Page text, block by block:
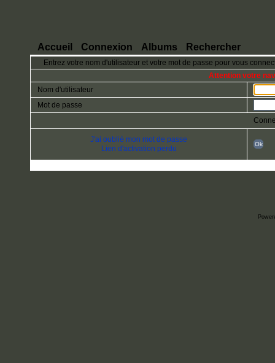
Accueil Connexion Albums Rechercher
Entrez votre nom d'utilisateur et votre mot de passe pour vous
Attention votre
Nom d'utilisateur
Mot de passe
J'ai oublié mon mot de passe
Lien d'activation perdu
Ok